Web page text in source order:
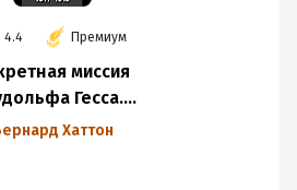
4.4 Премиум
миссия
Гесса.
игры
Хаттон